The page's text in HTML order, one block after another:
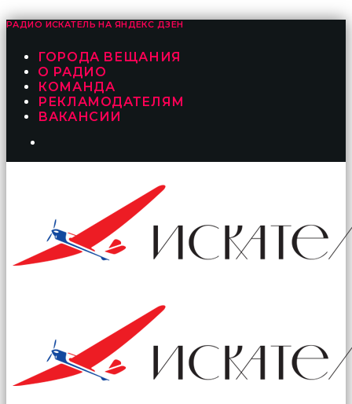
РАДИО ИСКАТЕЛЬ НА ЯНДЕКС ДЗЕН
ГОРОДА ВЕЩАНИЯ
О РАДИО
КОМАНДА
РЕКЛАМОДАТЕЛЯМ
ВАКАНСИИ